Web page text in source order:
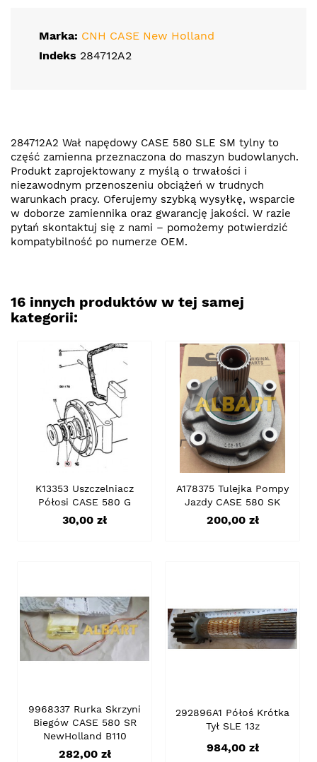
Marka: CNH CASE New Holland
Indeks 284712A2
284712A2 Wał napędowy CASE 580 SLE SM tylny to
część zamienna przeznaczona do maszyn budowlanych.
Produkt zaprojektowany z myślą o trwałości i
niezawodnym przenoszeniu obciążeń w trudnych
warunkach pracy. Oferujemy szybką wysyłkę, wsparcie
w doborze zamiennika oraz gwarancję jakości. W razie
pytań skontaktuj się z nami – pomożemy potwierdzić
kompatybilność po numerze OEM.
16 innych produktów w tej samej
kategorii:
K13353 Uszczelniacz
Półosi CASE 580 G
Cena
30,00 zł
A178375 Tulejka Pompy
Jazdy CASE 580 SK
Cena
200,00 zł
9968337 Rurka Skrzyni
Biegów CASE 580 SR
NewHolland B110
Cena
282,00 zł
292896A1 Półoś Krótka
Tył SLE 13z
Cena
984,00 zł